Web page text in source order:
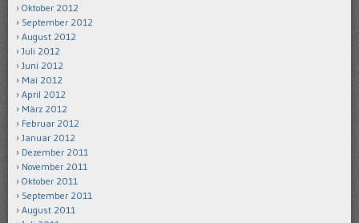
Oktober 2012
September 2012
August 2012
Juli 2012
Juni 2012
Mai 2012
April 2012
März 2012
Februar 2012
Januar 2012
Dezember 2011
November 2011
Oktober 2011
September 2011
August 2011